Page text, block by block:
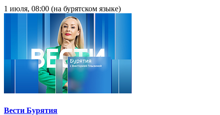
1 июля, 08:00 (на бурятском языке)
Вести Бурятия